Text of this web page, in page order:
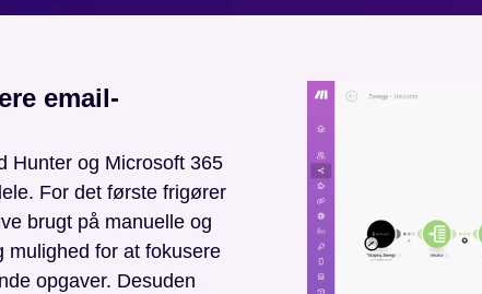
email-
Hunter og Microsoft 365
For det første frigører
brugt på manuelle og
for at fokusere
opgaver. Desuden